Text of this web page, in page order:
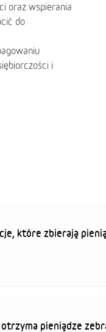
oraz wspierania
do
i
które zbierają
pieniądze